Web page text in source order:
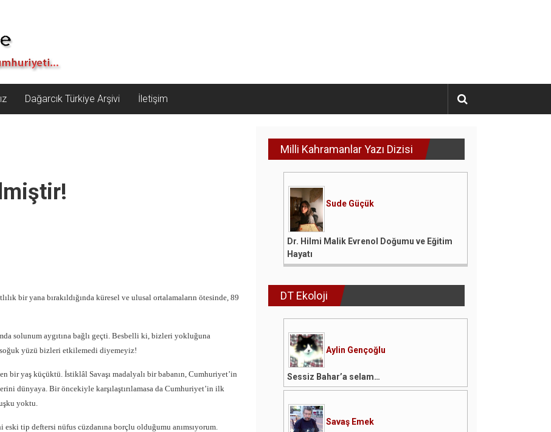
Dağarcık Türkiye Arşivi İletişim
bir yana bırakıldığında küresel ve ulusal ortalamaların ötesinde, 89
solunum aygıtına bağlı geçti. Besbelli ki, bizleri yokluğuna
soğuk yüzü bizleri etkilemedi diyemeyiz!
bir yaş küçüktü. İstiklâl Savaşı madalyalı bir babanın, Cumhuriyet’in
dünyaya. Bir öncekiyle karşılaştırılamasa da Cumhuriyet’in ilk
yoktu.
tip deftersi nüfus cüzdanına borçlu olduğumu anımsıyorum.
Milli Kahramanlar Yazı Dizisi
Sude Güçük
Dr. Hilmi Malik Evrenol Doğumu ve Eğitim
Hayatı
DT Ekoloji
Aylin Gençoğlu
Sessiz Bahar’a selam…
Savaş Emek